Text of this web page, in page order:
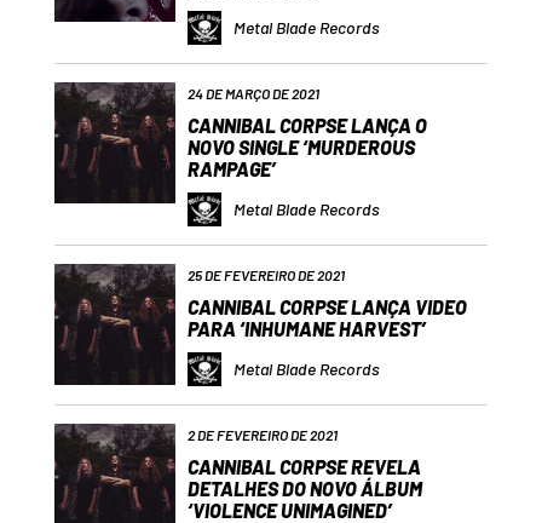
Metal Blade Records
24 DE MARÇO DE 2021
CANNIBAL CORPSE LANÇA O
NOVO SINGLE ‘MURDEROUS
RAMPAGE’
Metal Blade Records
25 DE FEVEREIRO DE 2021
CANNIBAL CORPSE LANÇA VIDEO
PARA ‘INHUMANE HARVEST’
Metal Blade Records
2 DE FEVEREIRO DE 2021
CANNIBAL CORPSE REVELA
DETALHES DO NOVO ÁLBUM
‘VIOLENCE UNIMAGINED’